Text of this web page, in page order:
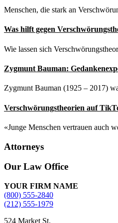
Menschen, die stark an
Was hilft gegen
Wie lassen sich
Zygmunt Bauman:
Zygmunt Bauman (1925 – 2017)
Verschwörungstheorien auf
«Junge Menschen vertrauen auch
Attorneys
Site
Footer
Our Law Office
YOUR FIRM NAME
(800) 555-2840
(212) 555-1979
524 Market St.